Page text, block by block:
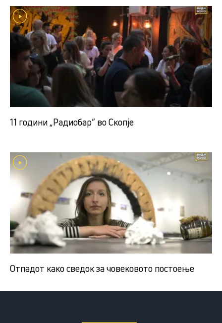
11 години „Радиобар“ во Скопје
Отпадот како сведок за човековото постоење